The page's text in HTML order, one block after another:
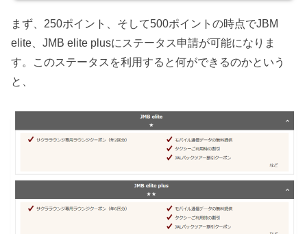
まず、250ポイント、そして500ポイントの時点でJBM
elite、JMB elite plusにステータス申請が可能になりま
す。このステータスを利用すると何ができるのかという
と、